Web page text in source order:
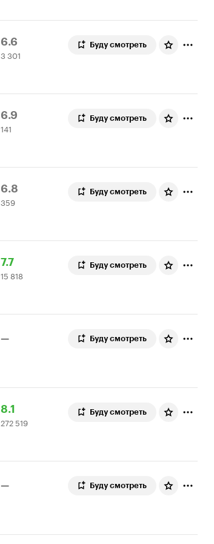
Рейтинг
Кинопоиска
6.6
3
301
3 301
Буду смотреть
Рейтинг
Кинопоиска
6.9
141
оценка
141
Буду смотреть
Рейтинг
Кинопоиска
6.8
359
оценок
359
Буду смотреть
Рейтинг
Кинопоиска
7.7
15
818
15 818
Буду смотреть
— Буду смотреть
Рейтинг
Кинопоиска
8.1
272
519
272 519
Буду смотреть
— Буду смотреть